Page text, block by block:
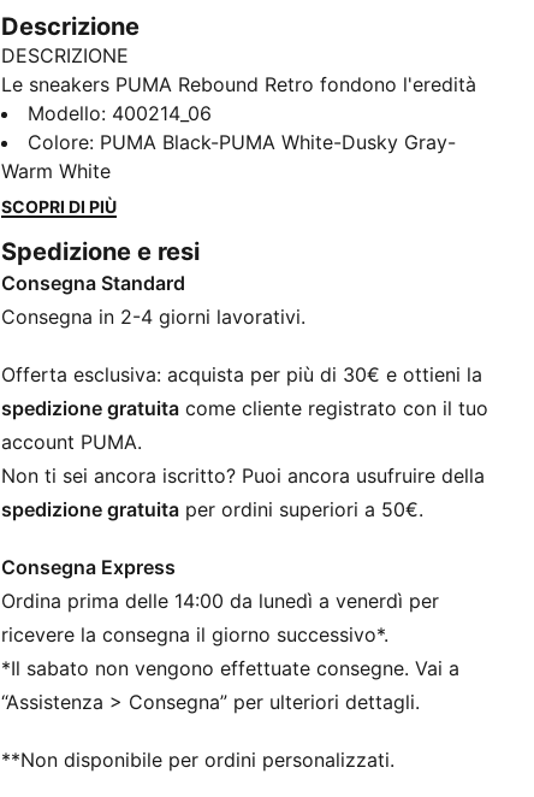
Descrizione
DESCRIZIONE
Le sneakers PUMA Rebound Retro fondono l'eredità
del basket con le vibrazioni streetwear, con una
tomaia sintetica traforata e una soletta SOFTFOAM+
e una suola SOFTRIDE per un'ammortizzazione che
dura tutto il giorno. Ogni passo è una dichiarazione di
CARATTERISTICHE + VANTAGGI
SOFTFOAM+: comoda soletta interna che garantisce
una morbida ammortizzazione grazie a un tacco più
SOFTRIDE: morbida schiuma per un’ammortizzazione
e un comfort ottimali tutto il giorno
DETTAGLI
Materiale sintetico
Rivestimento in pelle scamosciata e rete
Chiusura a lacci
suola in gomma
Striscia PUMA Formstrip sui lati esterni
Modello: 400214_06
Colore: PUMA Black-PUMA White-Dusky Gray-
Warm White
SCOPRI DI PIÙ
Spedizione e resi
Consegna Standard
Consegna in 2-4 giorni lavorativi.
Offerta esclusiva: acquista per più di 30€ e ottieni la
spedizione gratuita come cliente registrato con il tuo
account PUMA.
Non ti sei ancora iscritto? Puoi ancora usufruire della
spedizione gratuita per ordini superiori a 50€.
Consegna Express
Ordina prima delle 14:00 da lunedì a venerdì per
ricevere la consegna il giorno successivo*.
*Il sabato non vengono effettuate consegne. Vai a
“Assistenza > Consegna” per ulteriori dettagli.
**Non disponibile per ordini personalizzati.